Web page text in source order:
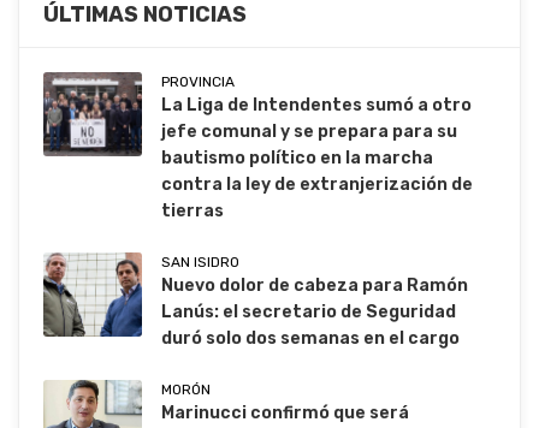
ÚLTIMAS NOTICIAS
PROVINCIA
La Liga de Intendentes sumó a otro
jefe comunal y se prepara para su
bautismo político en la marcha
contra la ley de extranjerización de
tierras
SAN ISIDRO
Nuevo dolor de cabeza para Ramón
Lanús: el secretario de Seguridad
duró solo dos semanas en el cargo
MORÓN
Marinucci confirmó que será